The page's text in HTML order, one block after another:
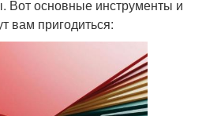
Вот основные инструменты и
вам пригодиться: